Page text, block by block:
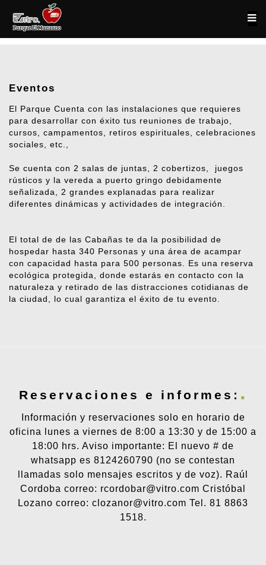
Eventos
El Parque Cuenta con las instalaciones que requieres
para desarrollar con éxito tus reuniones de trabajo,
cursos, campamentos, retiros espirituales, celebraciones
sociales, etc.,
Se cuenta con 2 salas de juntas, 2 cobertizos, juegos
rústicos y la vereda a puerto gringo debidamente
señalizada, 2 grandes explanadas para realizar
diferentes dinámicas y actividades de integración.
El total de de las Cabañas te da la posibilidad de
hospedar hasta 340 Personas y una área de acampar
con capacidad hasta para 500 personas. Es una reserva
ecológica protegida, donde estarás en contacto con la
naturaleza y retirado de las distracciones cotidianas de
la ciudad, lo cual garantiza el éxito de tu evento.
Reservaciones e informes:
Información y reservaciones solo en horario de
oficina lunes a viernes de 8:00 a 13:30 y de 15:00 a
18:00 hrs. Aviso importante: El nuevo # de
whatsapp es 8124260790 (no se contestan
llamadas solo mensajes escritos y de voz). Raúl
Cordoba correo: rcordobar@vitro.com Cristóbal
Lozano correo: clozanor@vitro.com Tel. 81 8863
1518.